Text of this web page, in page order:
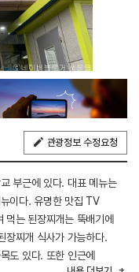
관광정보 수정요청
부근에 있다. 대표 메뉴는
이다. 유명한 맛집 TV
먹는 된장찌개는 뚝배기에
장찌개 식사가 가능하다.
도 있다. 또한 인근에